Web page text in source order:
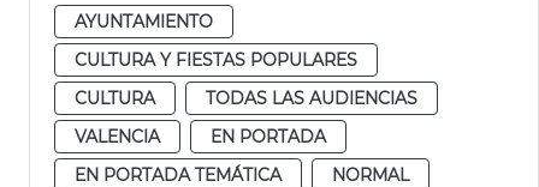
AYUNTAMIENTO
CULTURA Y FIESTAS POPULARES
CULTURA
TODAS LAS AUDIENCIAS
VALENCIA
EN PORTADA
EN PORTADA TEMÁTICA
NORMAL